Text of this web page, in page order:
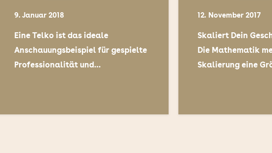
9. Januar 2018
Eine Telko ist das ideale
Anschauungsbeispiel für gespielte
Professionalität und…
12. November 2017
Skaliert Dein
Die Mathematik
Skalierung eine